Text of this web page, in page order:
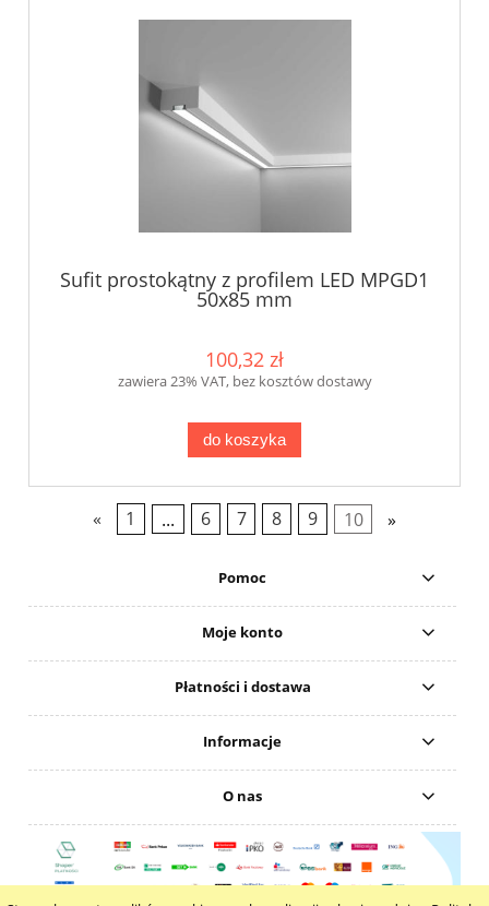
Sufit prostokątny z profilem LED MPGD1
50x85 mm
100,32 zł
zawiera 23% VAT, bez kosztów dostawy
do koszyka
« 1 ... 6 7 8 9 10 »
Pomoc
Moje konto
Płatności i dostawa
Informacje
O nas